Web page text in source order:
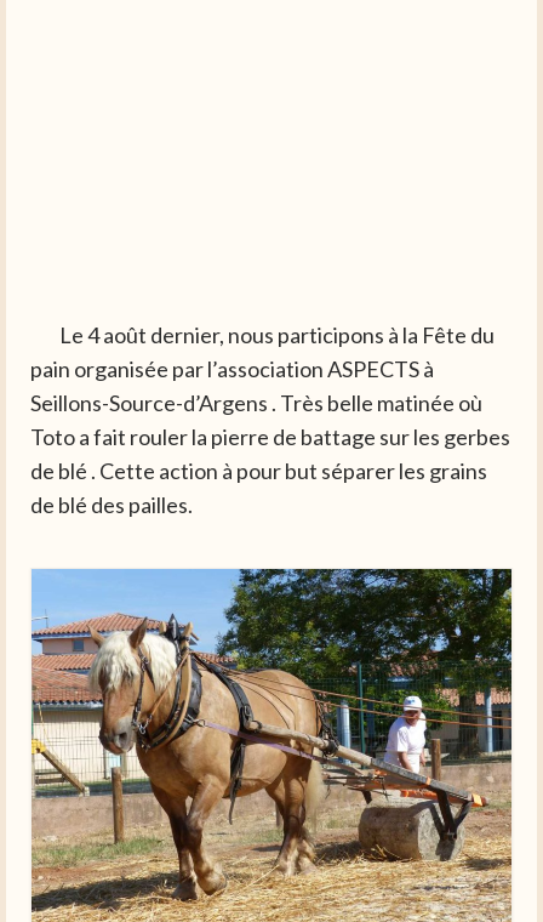
Le 4 août dernier, nous participons à la Fête du
pain organisée par l’association ASPECTS à
Seillons-Source-d’Argens . Très belle matinée où
Toto a fait rouler la pierre de battage sur les gerbes
de blé . Cette action à pour but séparer les grains
de blé des pailles.